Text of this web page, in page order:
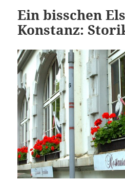
Ein bisschen
Konstanz: